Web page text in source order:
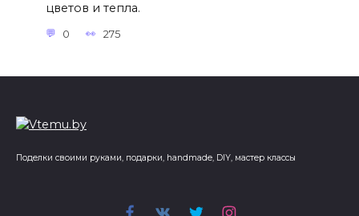
цветов и тепла.
0 275
Поделки своими руками, подарки, handmade, DIY, мастер классы